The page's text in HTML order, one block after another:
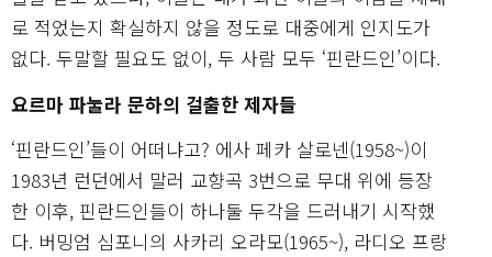
로 적었는지 확실하지 않을 정도로 대중에게 인지도가
없다. 두말할 필요도 없이, 두 사람 모두 ‘핀란드인’이다.
요르마 파눌라 문하의 걸출한 제자들
‘핀란드인’들이 어떠냐고? 에사 페카 살로넨(1958~)이
1983년 런던에서 말러 교향곡 3번으로 무대 위에 등장
한 이후, 핀란드인들이 하나둘 두각을 드러내기 시작했
다. 버밍엄 심포니의 사카리 오라모(1965~), 라디오 프랑